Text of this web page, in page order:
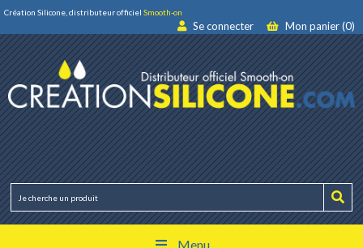
Création Silicone, distributeur officiel Smooth-on
Se connecter Mon panier (0)
Menu